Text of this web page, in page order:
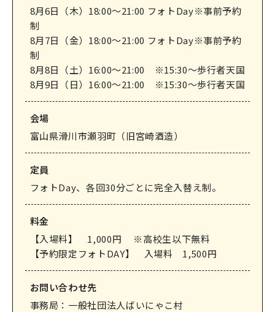
8月6日（木）18:00～21:00 フォトDay※事前予約
制
8月7日（金）18:00～21:00 フォトDay※事前予約
制
8月8日（土）16:00〜21:00 ※15:30〜歩行者天国
8月9日（日）16:00～21:00 ※15:30～歩行者天国
会場
富山県滑川市瀬羽町（旧宮崎酒造）
定員
フォトDay、各回30分ごとに完全入替え制。
料金
【入場料】 1,000円 ※高校生以下無料
【予約限定フォトDAY】 入場料 1,500円
お問い合わせ先
事務局：一般社団法人ばいにゃこ村